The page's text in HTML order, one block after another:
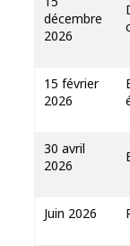
décembre
2026
15 février
2026
30 avril
2026
Juin 2026